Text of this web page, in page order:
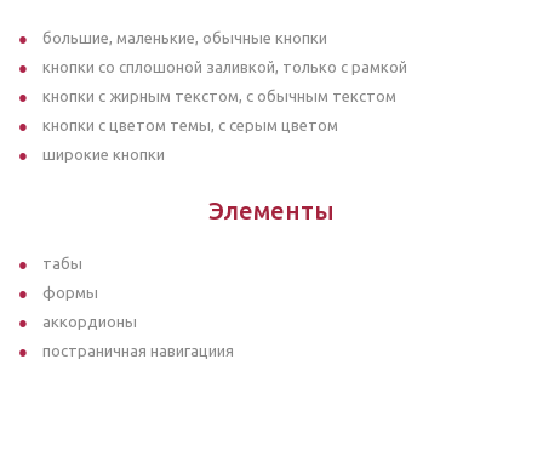
большие, маленькие, обычные кнопки
кнопки со сплошоной заливкой, только с рамкой
кнопки с жирным текстом, с обычным текстом
кнопки с цветом темы, с серым цветом
широкие кнопки
Элементы
табы
формы
аккордионы
постраничная навигациия